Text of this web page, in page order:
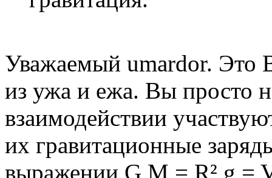
Уважаемый umardor. Это
из ужа и ежа. Вы просто
взаимодействии
их гравитационные
выражении G M = R² g =